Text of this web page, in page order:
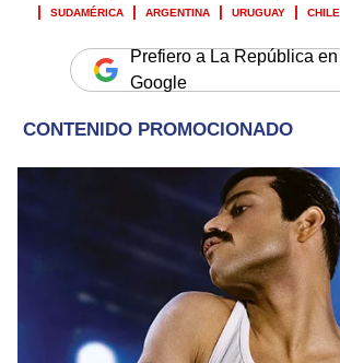
SUDAMÉRICA
ARGENTINA URUGUAY CHILE
Prefiero a La República en
Google